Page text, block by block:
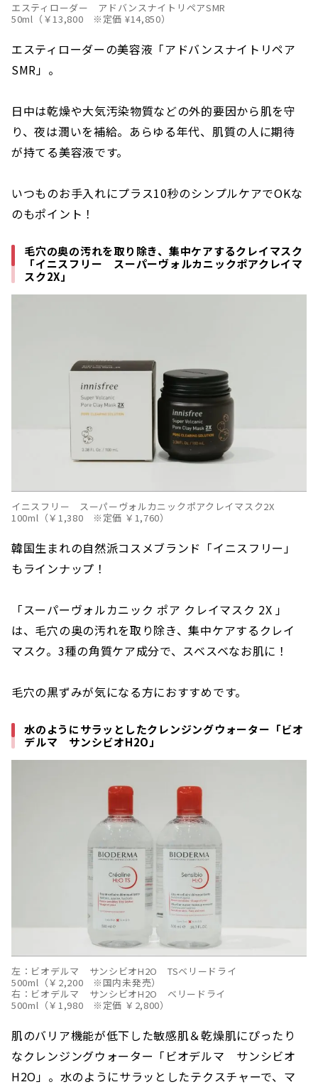
エスティローダー アドバンスナイトリペアSMR
50ml（￥13,800 ※定価 ¥14,850）
エスティローダーの美容液「アドバンスナイトリペア
SMR」。
日中は乾燥や大気汚染物質などの外的要因から肌を守
り、夜は潤いを補給。あらゆる年代、肌質の人に期待
が持てる美容液です。
いつものお手入れにプラス10秒のシンプルケアでOKな
のもポイント！
毛穴の奥の汚れを取り除き、集中ケアするクレイマスク
「イニスフリー スーパーヴォルカニックポアクレイマ
スク2X」
イニスフリー スーパーヴォルカニックポアクレイマスク2X
100ml（￥1,380 ※定価 ￥1,760）
韓国生まれの自然派コスメブランド「イニスフリー」
もラインナップ！
「スーパーヴォルカニック ポア クレイマスク 2X 」
は、毛穴の奥の汚れを取り除き、集中ケアするクレイ
マスク。3種の角質ケア成分で、スベスベなお肌に！
毛穴の黒ずみが気になる方におすすめです。
水のようにサラッとしたクレンジングウォーター「ビオ
デルマ サンシビオH2O」
左：ビオデルマ サンシビオH2O TSベリードライ
500ml（￥2,200 ※国内未発売）
右：ビオデルマ サンシビオH2O ベリードライ
500ml（￥1,980 ※定価 ￥2,800）
肌のバリア機能が低下した敏感肌＆乾燥肌にぴったり
なクレンジングウォーター「ビオデルマ サンシビオ
H2O」。水のようにサラッとしたテクスチャーで、マ